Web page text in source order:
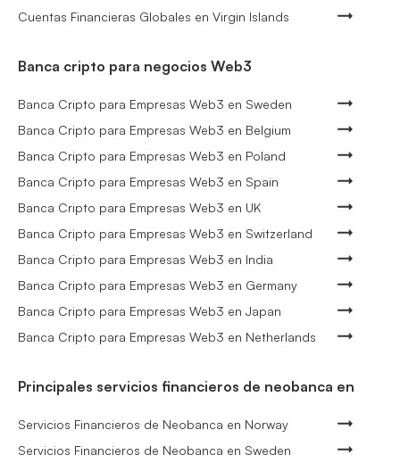
Cuentas Financieras Globales en Virgin Islands
Banca cripto para negocios Web3
Banca Cripto para Empresas Web3 en Sweden
Banca Cripto para Empresas Web3 en Belgium
Banca Cripto para Empresas Web3 en Poland
Banca Cripto para Empresas Web3 en Spain
Banca Cripto para Empresas Web3 en UK
Banca Cripto para Empresas Web3 en Switzerland
Banca Cripto para Empresas Web3 en India
Banca Cripto para Empresas Web3 en Germany
Banca Cripto para Empresas Web3 en Japan
Banca Cripto para Empresas Web3 en Netherlands
Principales servicios financieros de neobanca en
Servicios Financieros de Neobanca en Norway
Servicios Financieros de Neobanca en Sweden